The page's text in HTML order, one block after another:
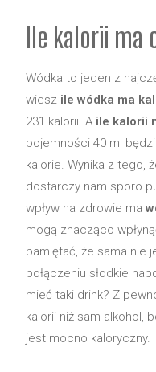
Ile kalorii
Wódka to jeden z
wiesz ile wódka ma
231 kalorii. A ile kalorii
pojemności 40 ml
kalorie. Wynika z tego,
dostarczy nam sporo
wpływ na zdrowie ma
mogą znacząco
pamiętać, że sama nie
połączeniu słodkie
mieć taki drink? Z
kalorii niż sam alkohol,
jest mocno kaloryczny.